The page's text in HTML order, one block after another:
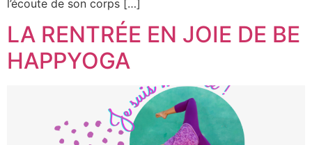
l’écoute de son corps […]
LA RENTRÉE EN JOIE DE BE
HAPPYOGA